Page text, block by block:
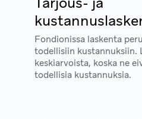
Fondionissa laskenta
todellisiin kustannuksiin.
keskiarvoista, koska ne
todellisia kustannuksia.